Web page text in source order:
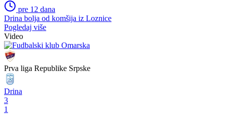
pre 12 dana
Drina bolja od komšija iz Loznice
Pogledaj više
Video
Prva liga Republike Srpske
Drina
3
1